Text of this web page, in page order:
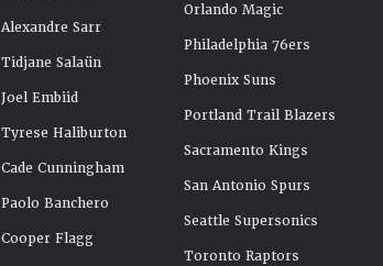
Alexandre Sarr
Tidjane Salaün
Joel Embiid
Tyrese Haliburton
Cade Cunningham
Paolo Banchero
Cooper Flagg
Orlando Magic
Philadelphia 76ers
Phoenix Suns
Portland Trail Blazers
Sacramento Kings
San Antonio Spurs
Seattle Supersonics
Toronto Raptors